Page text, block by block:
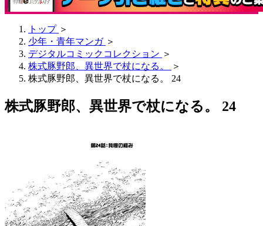
トップ ＞
少年・青年マンガ ＞
デジタルコミックコレクション ＞
株式豚野郎、異世界で杖になる。
＞
株式豚野郎、異世界で杖になる。 24
株式豚野郎、異世界で杖になる。 24